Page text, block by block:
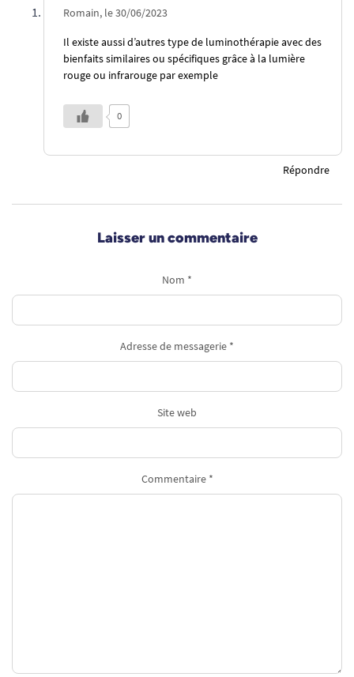
Romain, le 30/06/2023
Il existe aussi d’autres type de luminothérapie avec des
bienfaits similaires ou spécifiques grâce à la lumière
rouge ou infrarouge par exemple
0
Répondre
Laisser un commentaire
Nom *
Adresse de messagerie *
Site web
Commentaire *